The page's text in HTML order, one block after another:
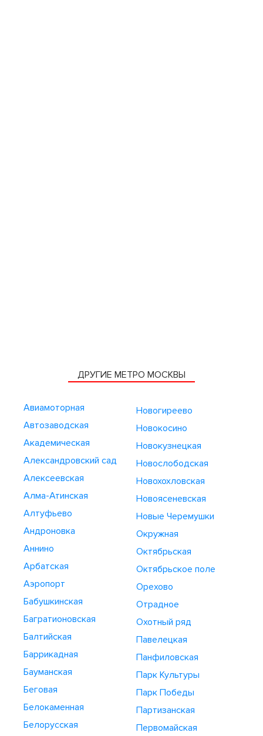
ДРУГИЕ МЕТРО МОСКВЫ
Авиамоторная
Автозаводская
Академическая
Александровский сад
Алексеевская
Алма-Атинская
Алтуфьево
Андроновка
Аннино
Арбатская
Аэропорт
Бабушкинская
Багратионовская
Балтийская
Баррикадная
Бауманская
Беговая
Белокаменная
Белорусская
Новогиреево
Новокосино
Новокузнецкая
Новослободская
Новохохловская
Новоясеневская
Новые Черемушки
Окружная
Октябрьская
Октябрьское поле
Орехово
Отрадное
Охотный ряд
Павелецкая
Панфиловская
Парк Культуры
Парк Победы
Партизанская
Первомайская